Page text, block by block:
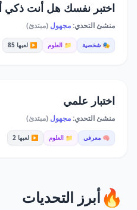
اختبر نفسك هل أنت ذكي
منشئ التحدي:مجهول (مبتدئ)
🎭 شخصية 📁 العلوم ▶️ لعبها 85
اختبار علمي
منشئ التحدي:مجهول (مبتدئ)
🧠 معرفي 📁 العلوم ▶️ لعبها 2
🔥أبرز التحديات